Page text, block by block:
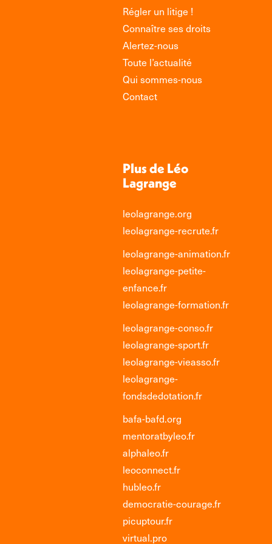
Régler un litige !
Connaître ses droits
Alertez-nous
Toute l’actualité
Qui sommes-nous
Contact
Plus de Léo
Lagrange
leolagrange.org
leolagrange-recrute.fr
leolagrange-animation.fr
leolagrange-petite-
enfance.fr
leolagrange-formation.fr
leolagrange-conso.fr
leolagrange-sport.fr
leolagrange-vieasso.fr
leolagrange-
fondsdedotation.fr
bafa-bafd.org
mentoratbyleo.fr
alphaleo.fr
leoconnect.fr
hubleo.fr
democratie-courage.fr
picuptour.fr
virtual.pro